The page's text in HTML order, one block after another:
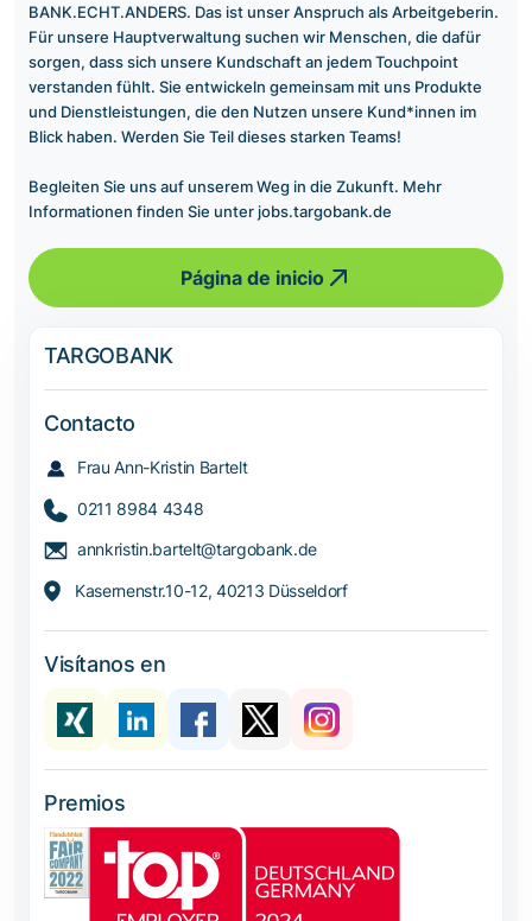
BANK.ECHT.ANDERS. Das ist unser Anspruch als Arbeitgeberin.
Für unsere Hauptverwaltung suchen wir Menschen, die dafür
sorgen, dass sich unsere Kundschaft an jedem Touchpoint
verstanden fühlt. Sie entwickeln gemeinsam mit uns Produkte
und Dienstleistungen, die den Nutzen unsere Kund*innen im
Blick haben. Werden Sie Teil dieses starken Teams!
Begleiten Sie uns auf unserem Weg in die Zukunft. Mehr
Informationen finden Sie unter jobs.targobank.de
Página de inicio
TARGOBANK
Contacto
Frau Ann-Kristin Bartelt
0211 8984 4348
annkristin.bartelt@targobank.de
Kasernenstr.10-12, 40213 Düsseldorf
Visítanos en
Premios